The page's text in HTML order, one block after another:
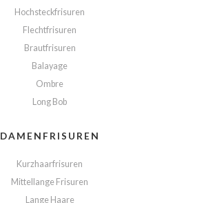
Hochsteckfrisuren
Flechtfrisuren
Brautfrisuren
Balayage
Ombre
Long Bob
DAMENFRISUREN
Kurzhaarfrisuren
Mittellange Frisuren
Lange Haare